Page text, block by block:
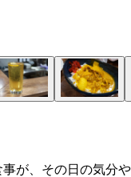
が、その日の気分や